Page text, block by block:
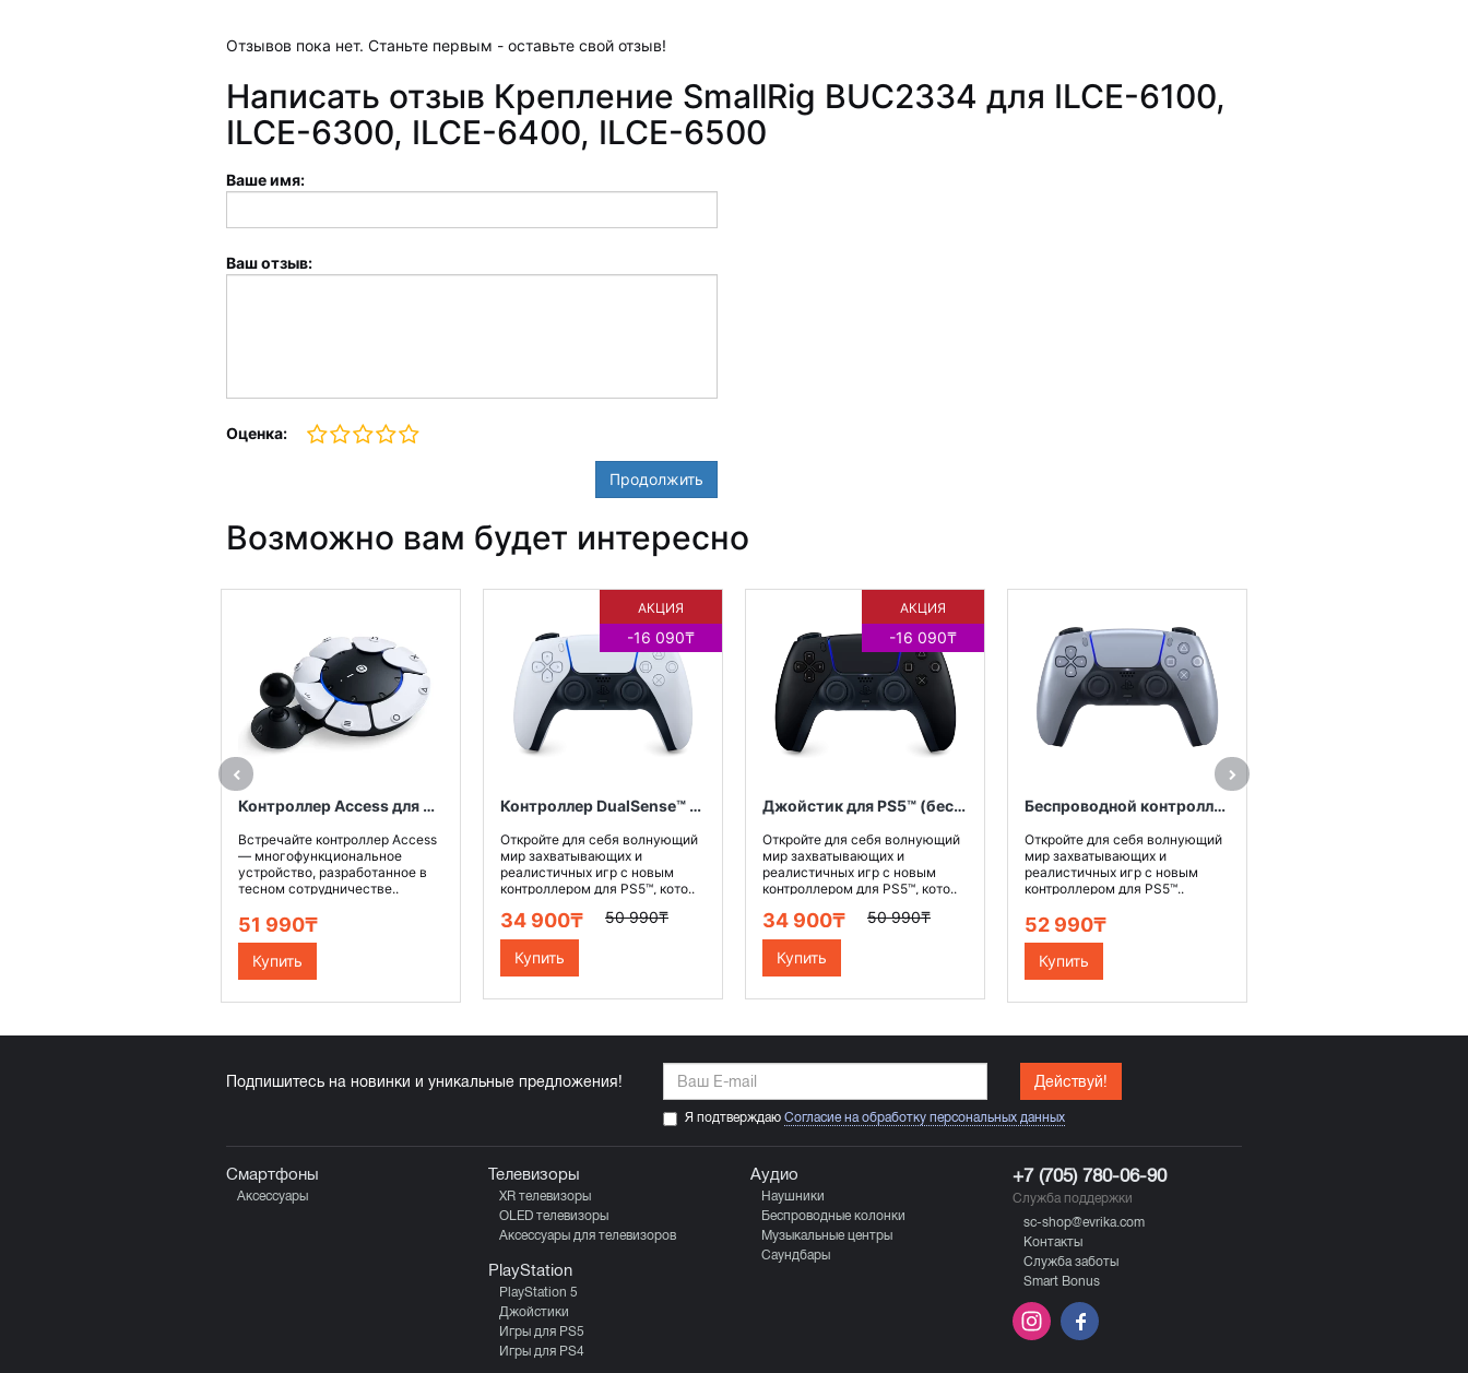
Отзывов пока нет. Станьте первым - оставьте свой отзыв!
Написать отзыв Крепление SmallRig BUC2334 для ILCE-6100,
ILCE-6300, ILCE-6400, ILCE-6500
Ваше имя:
Ваш отзыв:
Оценка:
Продолжить
Возможно вам будет интересно
Контроллер Access для PlayStation®5
Встречайте контроллер Access
— многофункциональное
устройство, разработанное в
тесном сотрудничестве..
51 990₸
Купить
АКЦИЯ
-16 090₸
Контроллер DualSense™ для PS5™, цвет белый
Откройте для себя волнующий
мир захватывающих и
реалистичных игр с новым
контроллером для PS5™, кото..
34 900₸ 50 990₸
Купить
АКЦИЯ
-16 090₸
Джойстик для PS5™ (беспроводной контроллер), цвет Черная Полночь,
Откройте для себя волнующий
мир захватывающих и
реалистичных игр с новым
контроллером для PS5™, кото..
34 900₸ 50 990₸
Купить
Беспроводной контроллер DualSense™ для PS5™, цвет Монетный серебряный
Откройте для себя волнующий
мир захватывающих и
реалистичных игр с новым
контроллером для PS5™..
52 990₸
Купить
Подпишитесь на новинки и уникальные предложения! Действуй!
Я подтверждаю Согласие на обработку персональных данных
Смартфоны
Аксессуары
Телевизоры
XR телевизоры
OLED телевизоры
Аксессуары для телевизоров
PlayStation
PlayStation 5
Джойстики
Игры для PS5
Игры для PS4
Аудио
Наушники
Беспроводные колонки
Музыкальные центры
Саундбары
+7 (705) 780-06-90
Служба поддержки
sc-shop@evrika.com
Контакты
Служба заботы
Smart Bonus